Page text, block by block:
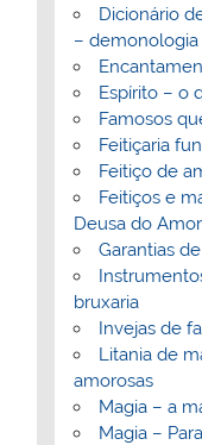
Dicionário
– demonologia
Espírito – o
Famosos
Feitiçaria
Feitiço de
Feitiços e
Deusa do Amor
Garantias
bruxaria
Invejas de
Litania de
amorosas
Magia – a
Magia –